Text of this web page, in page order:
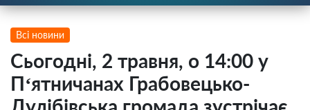
Всі новини
Сьогодні, 2 травня, о 14:00 у
П‘ятничанах Грабовецько-